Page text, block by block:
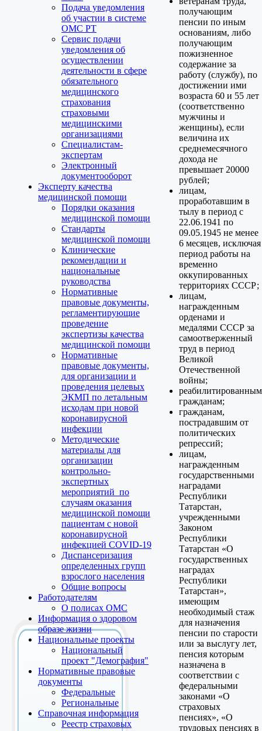
Подача уведомления
об участии в системе
ОМС РТ
Сервис подачи
уведомления об
осуществлении
деятельности в сфере
обязательного
медицинского
страхования
страховыми
медицинскими
организациями
Специалистам-
экспертам
Электронный
документооборот
Эксперту качества
медицинской помощи
Порядки оказания
медицинской помощи
Стандарты
медицинской помощи
Клинические
рекомендации и
национальные
руководства
Нормативные
правовые документы,
регламентирующие
проведение
экспертизы качества
медицинской помощи
Нормативные
правовые документы,
для организации и
проведения целевых
ЭКМП по летальным
исходам при новой
коронавирусной
инфекции
Методические
материалы для
организации
контрольно-
экспертных
мероприятий по
случаям оказания
медицинской помощи
пациентам с новой
коронавирусной
инфекцией COVID-19
Диспансеризация
определенных групп
взрослого населения
Общие вопросы
Работодателям
О полисах ОМС
Информация о здоровом
образе жизни
Национальные проекты
Национальный
проект "Демография"
Нормативные правовые
документы
Федеральные
Региональные
Справочная информация
Реестр страховых
получающим
пенсии по иным
основаниям, либо
получающим
пожизненное
содержание за
работу (службу), по
достижении ими
возраста 60 и 55 лет
(соответственно
мужчины и
женщины), если
величина их
среднемесячного
дохода не
превышает 20000
рублей;
лицам,
проработавшим в
тылу в период с
22.06.1941 по
09.05.1945 не менее
6 месяцев, исключая
период работы на
временно
оккупированных
территориях СССР;
лицам,
награжденным
орденами и
медалями СССР за
самоотверженный
труд в период
Великой
Отечественной
войны;
реабилитированным
гражданам;
гражданам,
пострадавшим от
политических
репрессий;
лицам,
награжденным
государственными
наградами
Республики
Татарстан,
учрежденными
Законом
Республики
Татарстан «О
государственных
наградах
Республики
Татарстан»,
имеющим
необходимый стаж
для назначения
пенсии по старости
или за выслугу лет,
пенсия которым
назначена в
соответствии с
федеральными
законами «О
страховых
пенсиях», «О
трудовых пенсиях в